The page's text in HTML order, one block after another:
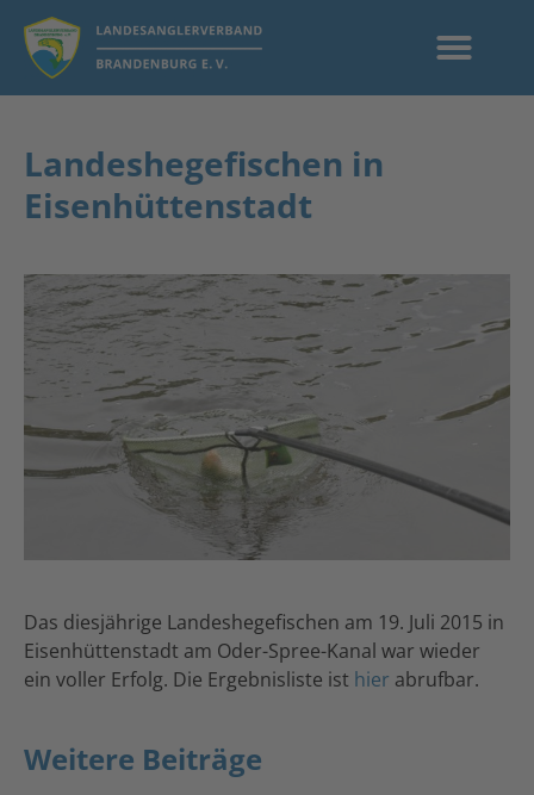
Landeshegefischen in
Eisenhüttenstadt
Das diesjährige Landeshegefischen am 19. Juli 2015 in
Eisenhüttenstadt am Oder-Spree-Kanal war wieder
ein voller Erfolg. Die Ergebnisliste ist hier abrufbar.
Weitere Beiträge